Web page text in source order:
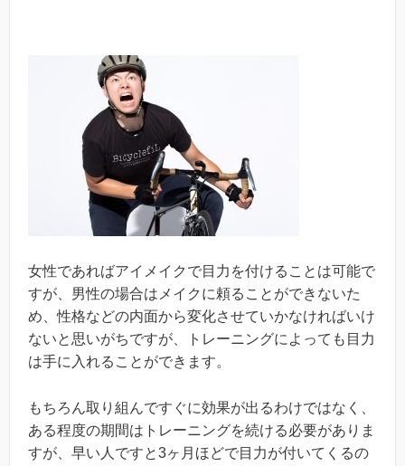
女性であればアイメイクで目力を付けることは可能で
すが、男性の場合はメイクに頼ることができないた
め、性格などの内面から変化させていかなければいけ
ないと思いがちですが、トレーニングによっても目力
は手に入れることができます。
もちろん取り組んですぐに効果が出るわけではなく、
ある程度の期間はトレーニングを続ける必要がありま
すが、早い人ですと3ヶ月ほどで目力が付いてくるの